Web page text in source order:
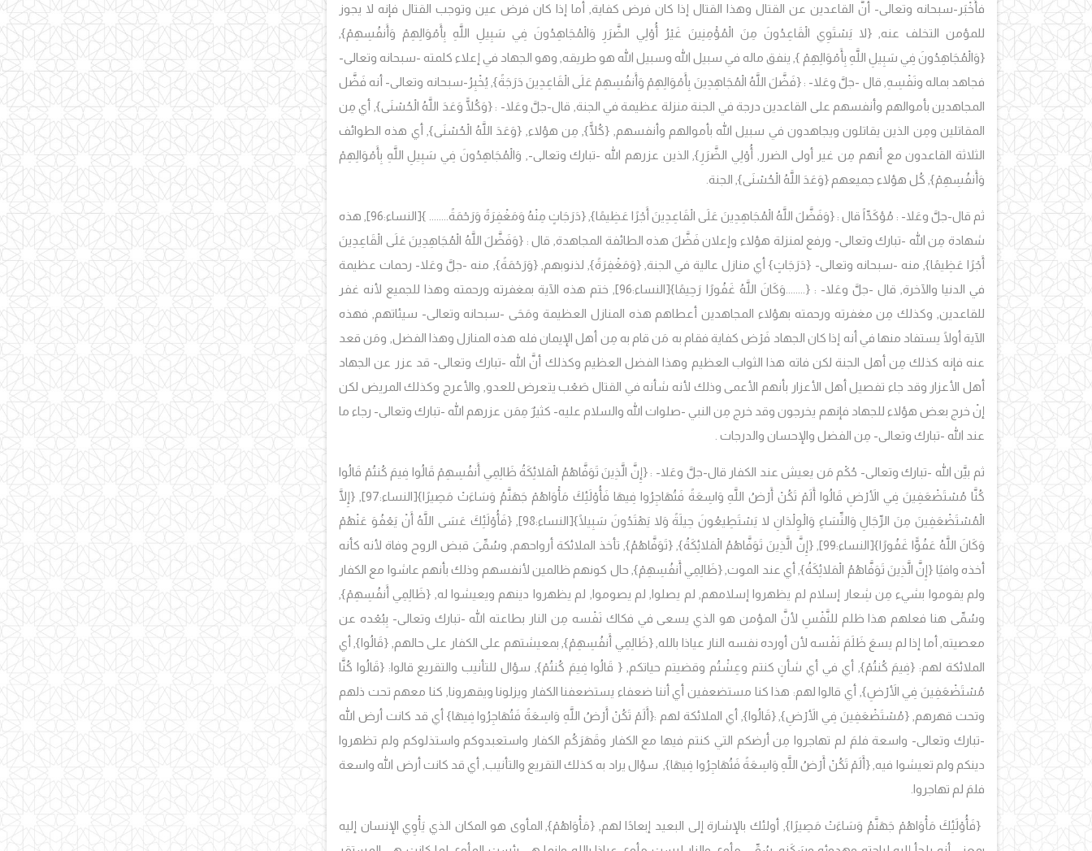
فأَخْبَر-سبحانه وتعالى- أنَّ القاعدين عن القتال وهذا القتال إذا كان فرض كفاية, أما إذا كان فرض عين وتوجب القتال فإنه لا يجوز
للمؤمن التخلف عنه, {لا يَسْتَوِي الْقَاعِدُونَ مِنَ الْمُؤْمِنِينَ غَيْرُ أُوْلِي الضَّرَرِ وَالْمُجَاهِدُونَ فِي سَبِيلِ اللَّهِ بِأَمْوَالِهِمْ وَأَنفُسِهِمْ},
{وَالْمُجَاهِدُونَ فِي سَبِيلِ اللَّهِ بِأَمْوَالِهِمْ } , ينفق ماله في سبيل الله وسبيل الله هو طريقه, وهو الجهاد في إعلاء كلمته -سبحانه وتعالى-
فجاهد بماله ونَفْسِهِ, قال -جلَّ وعَلا- : {فَضَّلَ اللَّهُ الْمُجَاهِدِينَ بِأَمْوَالِهِمْ وَأَنفُسِهِمْ عَلَى الْقَاعِدِينَ دَرَجَةً}, يُخْبِرُ-سبحانه وتعالى- أنه فَضَّل
المجاهدين بأموالهم وأنفسهم على القاعدين درجة في الجنة منزلة عظيمة في الجنة, قال-جلَّ وعَلا- : {وَكُلًّا وَعَدَ اللَّهُ الْحُسْنَى}, أي مِن
المقاتلين ومِن الذين يقاتلون ويجاهدون في سبيل الله بأموالهم وأنفسهم, {كُلًّا}, مِن هؤلاء, {وَعَدَ اللَّهُ الْحُسْنَى}, أي هذه الطوائف
الثلاثة القاعدون مع أنهم مِن غير أولى الضرر, أُوْلِي الضَّرَرِ }, الذين عزرهم الله -تبارك وتعالى-, وَالْمُجَاهِدُونَ فِي سَبِيلِ اللَّهِ بِأَمْوَالِهِمْ
وَأَنفُسِهِمْ}, كُل هؤلاء جميعهم {وَعَدَ اللَّهُ الْحُسْنَى}, الجنة.
ثم قال-جلَّ وعَلا- : مُؤكَدِّاً قال : {وَفَضَّلَ اللَّهُ الْمُجَاهِدِينَ عَلَى الْقَاعِدِينَ أَجْرًا عَظِيمًا} {دَرَجَاتٍ مِنْهُ وَمَغْفِرَةً وَرَحْمَةً........ }[النساء:96],
هذه
شهادة مِن الله -تبارك وتعالى- ورفع لمنزلة هؤلاء وإعلان فَضَّلَ هذه الطائفة المجاهدة, قال : {وَفَضَّلَ اللَّهُ الْمُجَاهِدِينَ عَلَى الْقَاعِدِينَ
أَجْرًا عَظِيمًا} , منه -سبحانه وتعالى- {دَرَجَاتٍ} أي منازل عالية في الجنة, {وَمَغْفِرَةً}, لذنوبهم, {وَرَحْمَةً}, منه -جلَّ وعَلا- رحمات عظيمة
في الدنيا والآخرة, قال -جلَّ وعَلا- : {
وَكَانَ اللَّهُ غَفُورًا رَحِيمًا}[النساء:96],
ختم هذه الآية بمغفرته ورحمته وهذا للجميع لأنه غفر
للقاعدين, وكذلك مِن مغفرته ورحمته بهؤلاء المجاهدين أعطاهم هذه المنازل العظيمة ومَحَى -سبحانه وتعالى- سيئاتهم, فهذه
الآية أولًا يستفاد منها في أنه إذا كان الجهاد فَرْض كفاية فقام به مَن قام به مِن أهل الإيمان فله هذه المنازل وهذا الفضل, ومَن قعد
عنه فإنه كذلك مِن أهل الجنة لكن فاته هذا الثواب العظيم وهذا الفضل العظيم وكذلك أنَّ الله -تبارك وتعالى- قد عزر عن الجهاد
أهل الأعزار وقد جاء تفصيل أهل الأعزار بأنهم الأعمى وذلك لأنه شأنه في القتال صَعْب يتعرض للعدو, والأعرج وكذلك المريض لكن
إنْ خرج بعض هؤلاء للجهاد فإنهم يخرجون وقد خرج مِن النبي -صلوات الله والسلام عليه- كثيرٌ مِمَن عزرهم الله -تبارك وتعالى- رجاء ما
عند الله -تبارك وتعالى- مِن الفضل والإحسان والدرجات .
ثم بيَّن الله -تبارك وتعالى- حُكْم مَن يعيش عند الكفار قال-جلَّ وعَلا- :{إِنَّ الَّذِينَ تَوَفَّاهُمُ الْمَلائِكَةُ ظَالِمِي أَنفُسِهِمْ قَالُوا فِيمَ كُنتُمْ قَالُوا
كُنَّا مُسْتَضْعَفِينَ فِي الأَرْضِ قَالُوا أَلَمْ تَكُنْ أَرْضُ اللَّهِ وَاسِعَةً فَتُهَاجِرُوا فِيهَا فَأُوْلَئِكَ مَأْوَاهُمْ جَهَنَّمُ وَسَاءَتْ مَصِيرًا}[النساء:97],
{إِلَّا
الْمُسْتَضْعَفِينَ مِنَ الرِّجَالِ وَالنِّسَاءِ وَالْوِلْدَانِ لا يَسْتَطِيعُونَ حِيلَةً وَلا يَهْتَدُونَ سَبِيلًا}[النساء:98]
, {فَأُوْلَئِكَ عَسَى اللَّهُ أَنْ يَعْفُوَ عَنْهُمْ
وَكَانَ اللَّهُ عَفُوًّا غَفُورًا}[النساء:99], {إِنَّ الَّذِينَ تَوَفَّاهُمُ الْمَلائِكَةُ}, {تَوَفَّاهُمُ}, تأخذ الملائكة أرواحهم, وسُمِّىَ قبض الروح وفاة لأنه كأنه
أخذه وافيًا {إِنَّ الَّذِينَ تَوَفَّاهُمُ الْمَلائِكَةُ}, أي عند الموت, {ظَالِمِي أَنفُسِهِمْ}, حال كونهم ظالمين لأنفسهم وذلك بأنهم عاشوا مع الكفار
ولم يقوموا بشيء مِن شِعار إسلام لم يظهروا إسلامهم, لم يصلوا, لم يصوموا, لم يظهروا دينهم ويعيشوا له, {ظَالِمِي أَنفُسِهِمْ},
وسُمِّى هنا فعلهم هذا ظلم للنَّفْسِ لأنَّ المؤمن هو الذي يسعى في فكاك نَفْسه مِن النار بطاعته الله -تبارك وتعالى- بِبُعْده عن
معصيته, أما إذا لم يسعَ ظَلَمَ نَفْسه لأن أورده نفسه النار عياذا بالله, {ظَالِمِي أَنفُسِهِمْ}, بمعيشتهم على الكفار على حالهم, {قَالُوا}, أي
الملائكة لهم: {فِيمَ كُنتُمْ}, أي في أي شأنٍ كنتم وعِشْتُم وقضيتم حياتكم, { قَالُوا فِيمَ كُنتُمْ}, سؤال للتأنيب والتقريع قالوا: {قَالُوا كُنَّا
مُسْتَضْعَفِينَ فِي الأَرْضِ} , أي قالوا لهم: هذا كنا مستضعفين أي أننا ضعفاء يستضعفنا الكفار ويزلونا ويقهرونا, كنا معهم تحت ذلهم
وتحت قهرهم, {مُسْتَضْعَفِينَ فِي الأَرْضِ}, {قَالُوا}, أي الملائكة لهم :{أَلَمْ تَكُنْ أَرْضُ اللَّهِ وَاسِعَةً فَتُهَاجِرُوا فِيهَا} أي قد كانت أرض الله
-تبارك وتعالى- واسعة فلمَ لم تهاجروا مِن أرضكم التي كنتم فيها مع الكفار وقَهَرَكُم الكفار واستعبدوكم واستذلوكم ولم تظهروا
دينكم ولم تعيشوا فيه, {أَلَمْ تَكُنْ أَرْضُ اللَّهِ وَاسِعَةً فَتُهَاجِرُوا فِيهَا}, سؤال يراد به كذلك التقريع والتأنيب, أي قد كانت أرض الله واسعة
فلمَ لم تهاجروا.
{فَأُوْلَئِكَ مَأْوَاهُمْ جَهَنَّمُ وَسَاءَتْ مَصِيرًا} , أولئك بالإشارة إلى البعيد إبعادًا لهم, {مَأْوَاهُمْ}, المأوى هو المكان الذي يَأْوِي الإنسان إليه